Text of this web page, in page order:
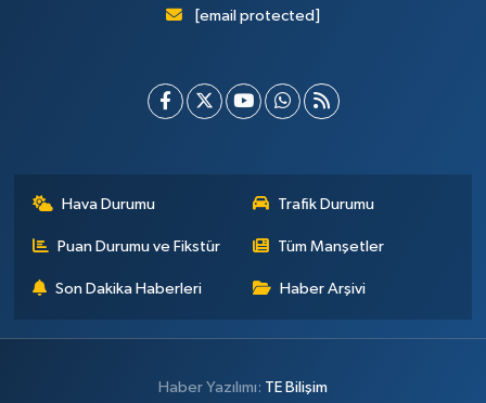
[email protected]
Hava Durumu Trafik Durumu
Puan Durumu ve Fikstür Tüm Manşetler
Son Dakika Haberleri Haber Arşivi
Haber Yazılımı: TE Bilişim